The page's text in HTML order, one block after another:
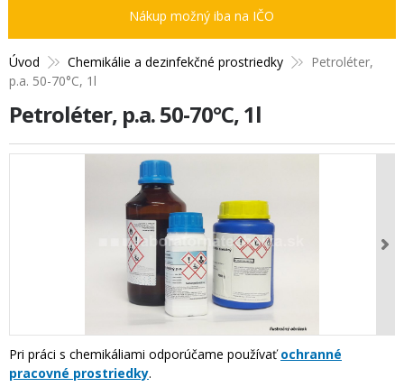
Úvod Chemikálie a dezinfekčné prostriedky
Petroléter,
p.a. 50-70°C, 1l
Petroléter, p.a. 50-70°C, 1l
Pri práci s chemikáliami odporúčame používaťochranné
pracovné prostriedky.
Nákup možný iba na IČO